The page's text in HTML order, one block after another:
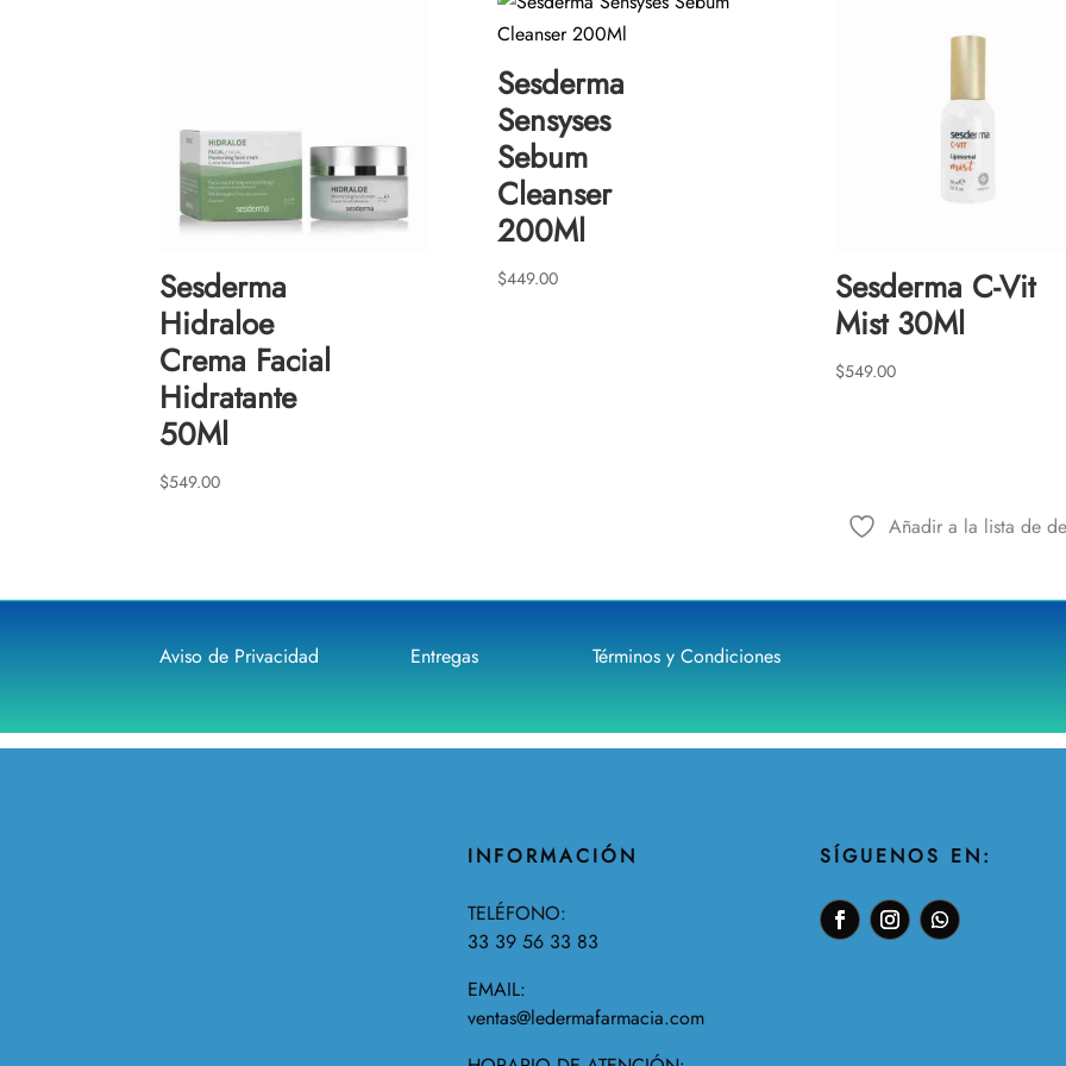
Añadir a la lista de
Sesderma
Hidraloe
Crema Facial
Hidratante
50Ml
$549.00
Sesderma
Sensyses
Sebum
Cleanser
200Ml
$449.00
Sesderma C-Vit
Mist 30Ml
$549.00
Aviso de Privacidad Entregas Términos y Condiciones
INFORMACIÓN
TELÉFONO:
33 39 56 33 83
EMAIL:
ventas@ledermafarmacia.com
SÍGUENOS EN: